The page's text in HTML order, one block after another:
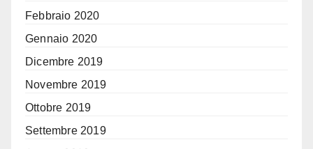
Febbraio 2020
Gennaio 2020
Dicembre 2019
Novembre 2019
Ottobre 2019
Settembre 2019